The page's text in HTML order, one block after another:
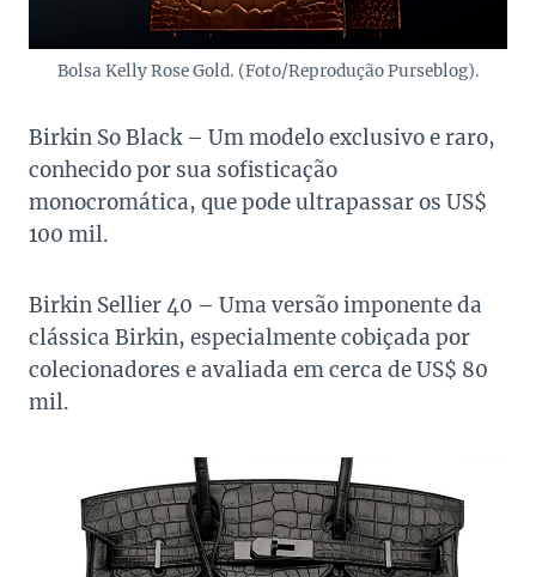
Bolsa Kelly Rose Gold. (Foto/Reprodução Purseblog).
Birkin So Black – Um modelo exclusivo e raro,
conhecido por sua sofisticação
monocromática, que pode ultrapassar os US$
100 mil.
Birkin Sellier 40 – Uma versão imponente da
clássica Birkin, especialmente cobiçada por
colecionadores e avaliada em cerca de US$ 80
mil.